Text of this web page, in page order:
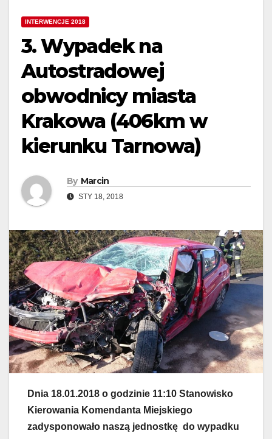
INTERWENCJE 2018
3. Wypadek na
Autostradowej
obwodnicy miasta
Krakowa (406km w
kierunku Tarnowa)
By Marcin
STY 18, 2018
Dnia 18.01.2018 o godzinie 11:10 Stanowisko
Kierowania Komendanta Miejskiego
zadysponowało naszą jednostkę do wypadku